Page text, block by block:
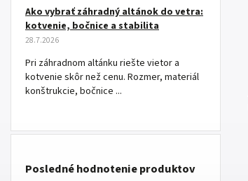
Ako vybrať záhradný altánok do vetra:
kotvenie, bočnice a stabilita
28.7.2026
Pri záhradnom altánku riešte vietor a
kotvenie skôr než cenu. Rozmer, materiál
konštrukcie, bočnice ...
Posledné hodnotenie produktov